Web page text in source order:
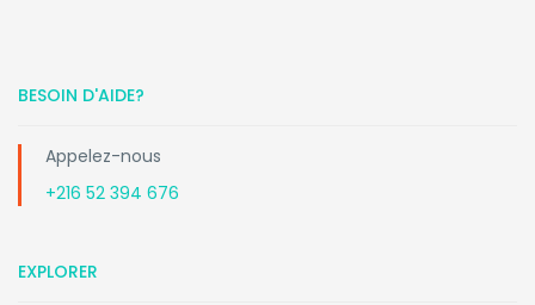
BESOIN D'AIDE?
Appelez-nous
+216 52 394 676
EXPLORER